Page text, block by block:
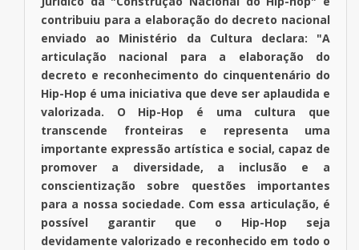
contribuiu para a elaboração do decreto nacional
enviado ao Ministério da Cultura declara: "A
articulação nacional para a elaboração do
decreto e reconhecimento do cinquentenário do
Hip-Hop é uma iniciativa que deve ser aplaudida e
valorizada. O Hip-Hop é uma cultura que
transcende fronteiras e representa uma
importante expressão artística e social, capaz de
promover a diversidade, a inclusão e a
conscientização sobre questões importantes
para a nossa sociedade. Com essa articulação, é
possível garantir que o Hip-Hop seja
devidamente valorizado e reconhecido em todo o